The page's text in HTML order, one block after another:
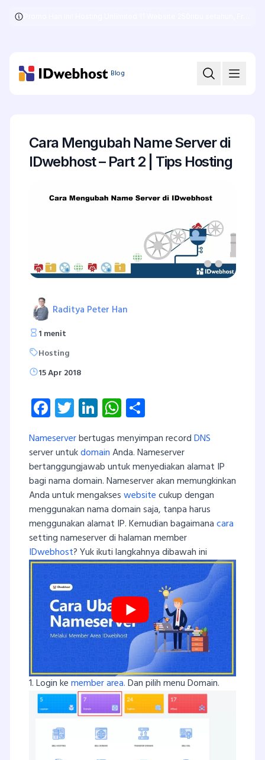
Blog
Cara Mengubah Name Server di
IDwebhost – Part 2 | Tips Hosting
Raditya Peter Han
1 menit
Hosting
15 Apr 2018
Facebook
Twitter
LinkedInWhatsApp
Nameserverbertugas menyimpan recordDNS
server untukdomainAnda. Nameserver
bertanggungjawab untuk menyediakan alamat IP
bagi nama domain. Nameserver akan memungkinkan
Anda untuk mengakseswebsitecukup dengan
menggunakan nama domain saja, tanpa harus
menggunakan alamat IP. Kemudian bagaimanacara
setting nameserver di halaman member
IDwebhost? Yuk ikuti langkahnya dibawah ini
1. Login kemember area.Dan pilih menu Domain.